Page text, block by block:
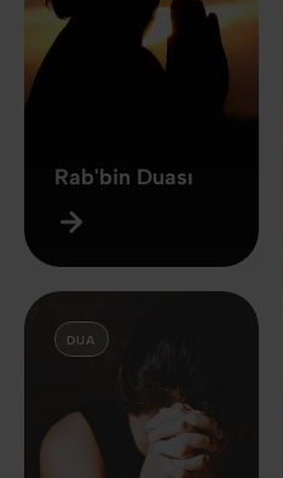
Rab'bin Duası
DUA